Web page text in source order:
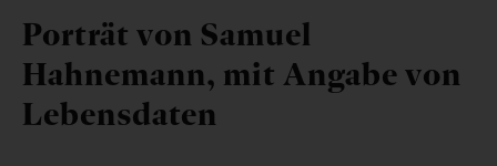
Porträt von Samuel
Hahnemann, mit Angabe von
Lebensdaten